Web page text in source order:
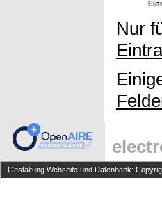
Nur
Gestaltung Webseite und Datenbank: